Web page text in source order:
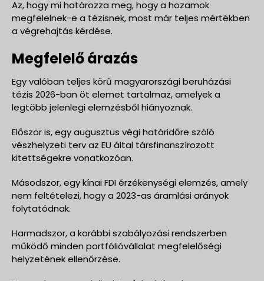
Az, hogy mi határozza meg, hogy a hozamok
megfelelnek-e a tézisnek, most már teljes mértékben
a végrehajtás kérdése.
Megfelelő árazás
Egy valóban teljes körű magyarországi beruházási
tézis 2026-ban öt elemet tartalmaz, amelyek a
legtöbb jelenlegi elemzésből hiányoznak.
Először is, egy augusztus végi határidőre szóló
vészhelyzeti terv az EU által társfinanszírozott
kitettségekre vonatkozóan.
Másodszor, egy kínai FDI érzékenységi elemzés, amely
nem feltételezi, hogy a 2023-as áramlási arányok
folytatódnak.
Harmadszor, a korábbi szabályozási rendszerben
működő minden portfólióvállalat megfelelőségi
helyzetének ellenőrzése.